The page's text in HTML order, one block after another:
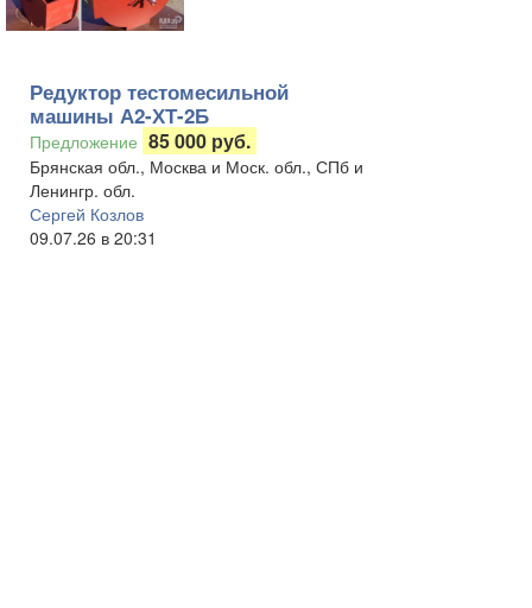
Редуктор тестомесильной
машины А2-ХТ-2Б
Предложение 85 000 руб.
Брянская обл., Москва и Моск. обл., СПб и
Ленингр. обл.
Сергей Козлов
09.07.26 в 20:31